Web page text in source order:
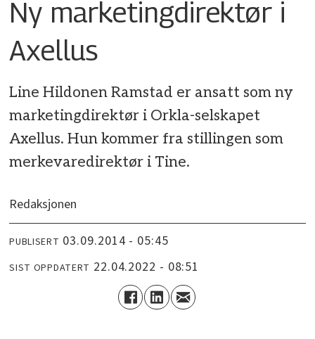
Ny marketingdirektør i
Axellus
Line Hildonen Ramstad er ansatt som ny
marketingdirektør i Orkla-selskapet
Axellus. Hun kommer fra stillingen som
merkevaredirektør i Tine.
Redaksjonen
PUBLISERT 03.09.2014 - 05:45
SIST OPPDATERT 22.04.2022 - 08:51